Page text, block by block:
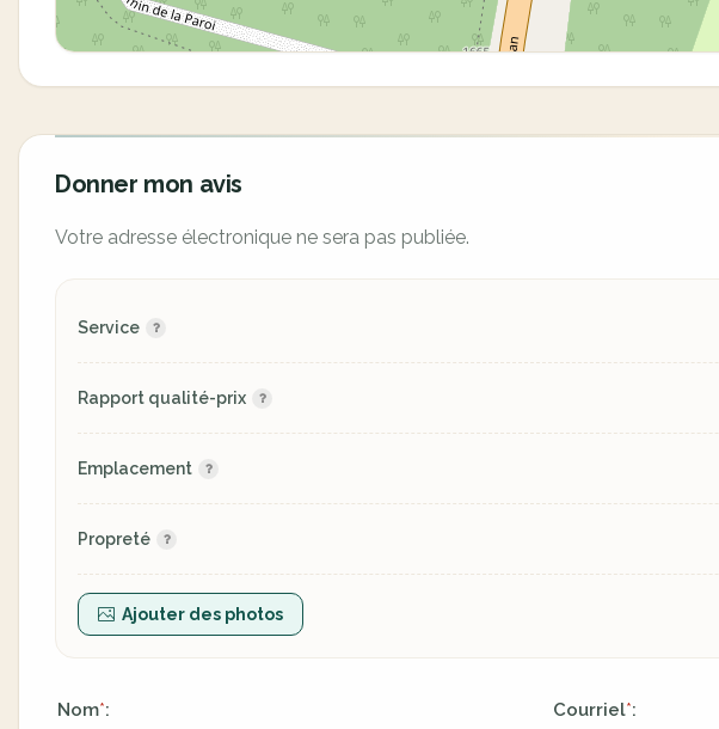
Donner mon avis
Votre adresse électronique ne sera pas publiée.
Service
Rapport qualité-prix
Emplacement
Propreté
Ajouter des photos
Nom*: Courriel*: